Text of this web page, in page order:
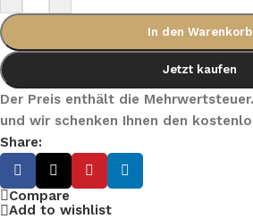
In den Warenkorb
Jetzt kaufen
Der Preis enthält die
und wir schenken Ihnen den
Share:
Compare
Add to wishlist